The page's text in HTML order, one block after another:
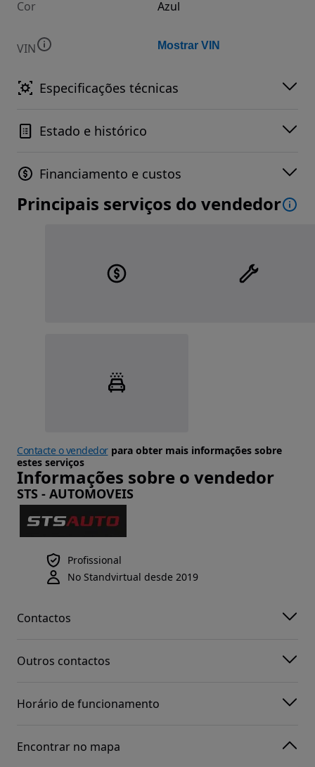
Cor Azul
VIN Mostrar VIN
Especificações técnicas
Estado e histórico
Financiamento e custos
Principais serviços do vendedor
Contacte o vendedorpara obter mais informações sobre
estes serviços
Informações sobre o vendedor
STS - AUTOMOVEIS
Profissional
No Standvirtual desde 2019
Contactos
Outros contactos
Horário de funcionamento
Encontrar no mapa